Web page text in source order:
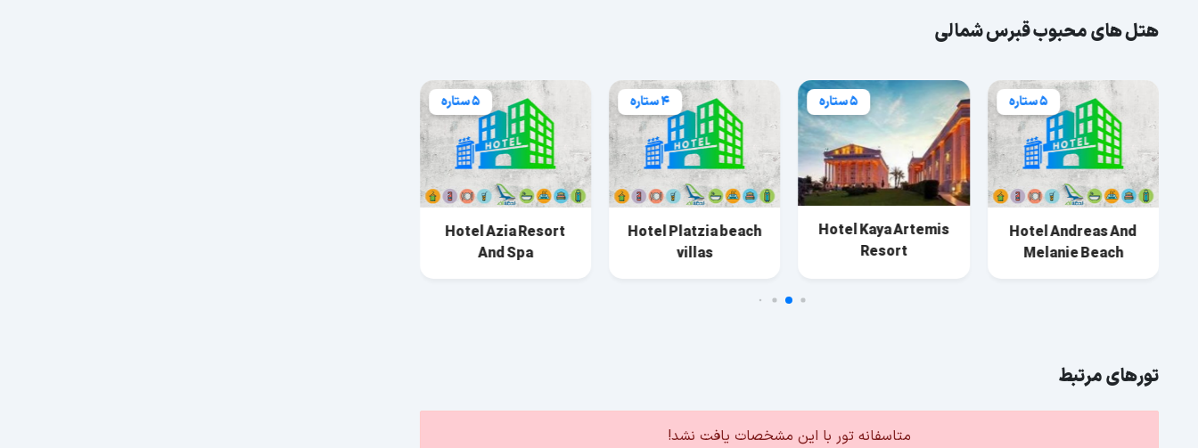
هتل های محبوب قبرس شمالی
5 ستاره
Hotel Andreas And
Melanie Beach
5 ستاره
Hotel Kaya Artemis
Resort
4 ستاره
Hotel Platzia beach
villas
5 ستاره
Hotel Azia Resort
And Spa
تورهای مرتبط
متاسفانه تور با این مشخصات یافت نشد!